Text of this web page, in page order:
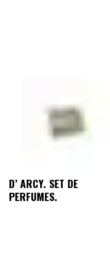
D’ ARCY. SET DE
PERFUMES.